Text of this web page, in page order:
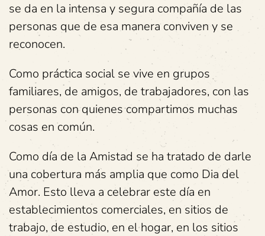
se da en la intensa y segura compañía de las
personas que de esa manera conviven y se
reconocen.
Como práctica social se vive en grupos
familiares, de amigos, de trabajadores, con las
personas con quienes compartimos muchas
cosas en común.
Como día de la Amistad se ha tratado de darle
una cobertura más amplia que como Dia del
Amor. Esto lleva a celebrar este día en
establecimientos comerciales, en sitios de
trabajo, de estudio, en el hogar, en los sitios